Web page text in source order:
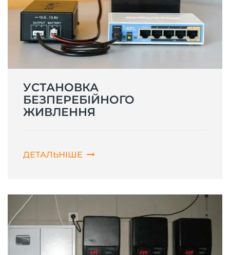
УСТАНОВКА
БЕЗПЕРЕБІЙНОГО
ЖИВЛЕННЯ
ДЕТАЛЬНІШЕ